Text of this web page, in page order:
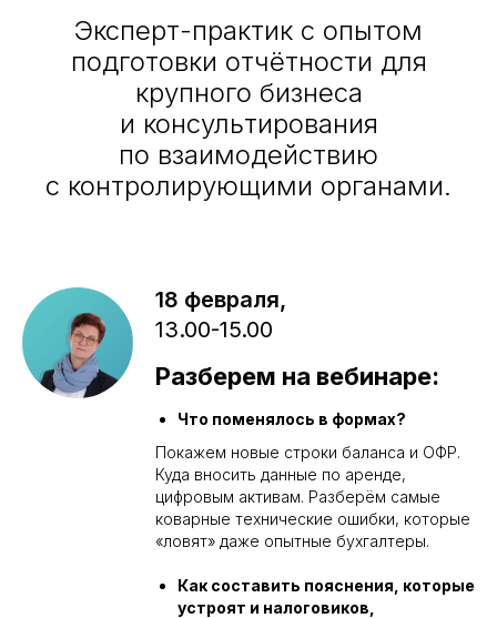
Эксперт-практик с опытом
подготовки отчётности для
крупного бизнеса
и консультирования
по взаимодействию
с контролирующими органами.
18 февраля,
13.00-15.00
Разберем на вебинаре:
Что поменялось в формах?
Покажем новые строки баланса и ОФР.
Куда вносить данные по аренде,
цифровым активам. Разберём самые
коварные технические ошибки, которые
«ловят» даже опытные бухгалтеры.
Как составить пояснения, которые
устроят и налоговиков,